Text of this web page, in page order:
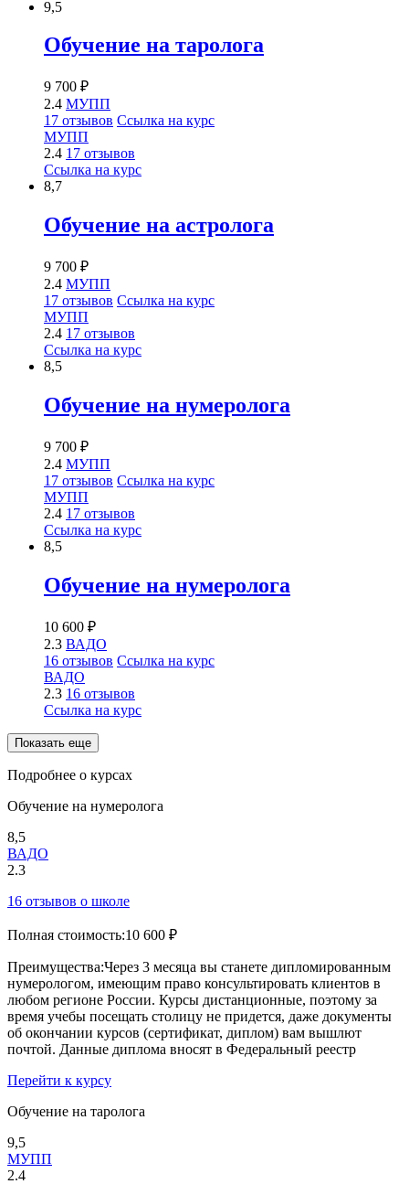
9,5
Обучение на таролога
9 700 ₽
2.4 МУПП
17 отзывов Ссылка на курс
МУПП
2.4 17 отзывов
Ссылка на курс
8,7
Обучение на астролога
9 700 ₽
2.4 МУПП
17 отзывов Ссылка на курс
МУПП
2.4 17 отзывов
Ссылка на курс
8,5
Обучение на нумеролога
9 700 ₽
2.4 МУПП
17 отзывов Ссылка на курс
МУПП
2.4 17 отзывов
Ссылка на курс
8,5
Обучение на нумеролога
10 600 ₽
2.3 ВАДО
16 отзывов Ссылка на курс
ВАДО
2.3 16 отзывов
Ссылка на курс
Показать еще
Подробнее о курсах
Обучение на нумеролога
8,5
ВАДО
2.3
16 отзывов о школе
Полная стоимость:10 600 ₽
Преимущества:Через 3 месяца вы станете дипломированным
нумерологом, имеющим право консультировать клиентов в
любом регионе России. Курсы дистанционные, поэтому за
время учебы посещать столицу не придется, даже документы
об окончании курсов (сертификат, диплом) вам вышлют
почтой. Данные диплома вносят в Федеральный реестр
Перейти к курсу
Обучение на таролога
9,5
МУПП
2.4